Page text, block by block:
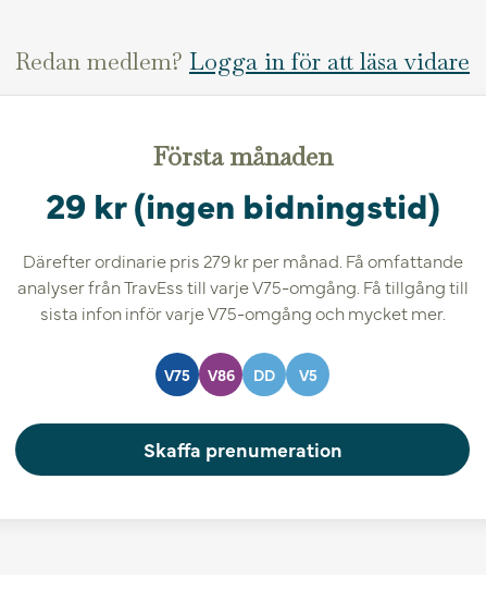
Redan medlem? Logga in för att läsa vidare
Första månaden
29 kr (ingen bidningstid)
Därefter ordinarie pris 279 kr per månad. Få omfattande
analyser från TravEss till varje V75-omgång. Få tillgång till
sista infon inför varje V75-omgång och mycket mer.
V75 V86 DD V5
Skaffa prenumeration